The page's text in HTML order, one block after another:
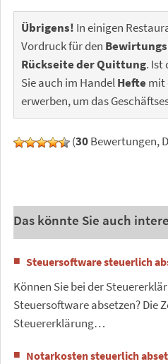
Übrigens! In einigen
Vordruck für den
Rückseite der Quittung. Ist
Sie auch im HandelHeftemit
erwerben, um das
(30Bewertungen,
Das könnte Sie auch
Steuersoftware steuerlich
Können Sie bei der
Steuersoftware absetzen? Die
Steuererklärung…
Notarkosten steuerlich